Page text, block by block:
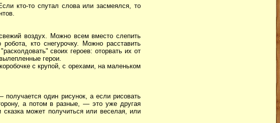
кто-то спутал слова или засмеялся, то
воздух. Можно всем вместо слепить
кто снегурочку. Можно расставить
своих героев: оторвать их от
герои.
с крупой, с орехами, на маленьком
один рисунок, а если рисовать
а потом в разные, — это уже другая
может получиться или веселая, или